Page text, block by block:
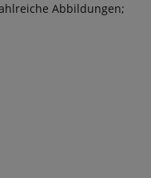
Abbildungen;